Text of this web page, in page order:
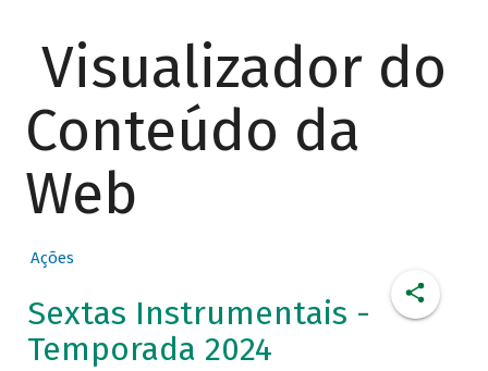
Visualizador do
Conteúdo da
Web
Ações
Sextas Instrumentais -
Temporada 2024